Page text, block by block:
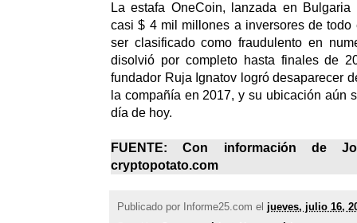
La estafa OneCoin, lanzada en
casi $ 4 mil millones a inversores de todo
ser clasificado como fraudulento en
disolvió por completo hasta finales de
fundador Ruja Ignatov logró desaparecer
la compañía en 2017, y su ubicación aún
día de hoy.
FUENTE: Con información de
cryptopotato.com
Publicado por Informe25.com el jueves, julio 16,